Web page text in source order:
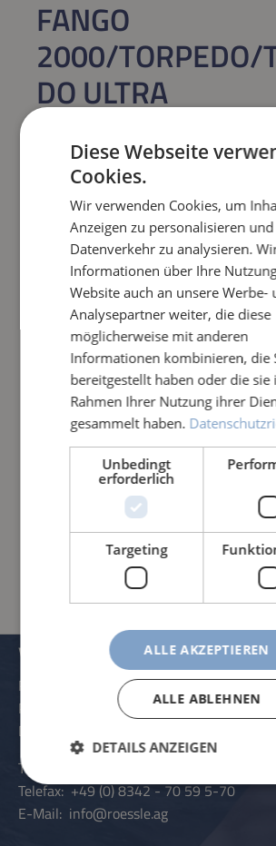
FANGO
2000/TORPEDO/
DO ULTRA
NG
Regulärer Preis:
16,66 €
Preise inkl. MwSt. zzgl. Versandkosten
Sofort verfügbar,Lieferzeit: 1-3
Produkt Anzahl: Gib den
IN DEN
Frage zum Artikel
PRODUKTINFORMATIONEN
VERWALTUNG UND
Rössle AG
Pater-Hartmann-Straße 23
D-87616 Marktoberdorf
Telefon:
Telefax:+49 (0) 8342 - 70 59 5-70
E-Mail: info@roessle.ag
Diese Webseite
Cookies.
Wir verwenden Cookies, um
Anzeigen zu personalisieren
Datenverkehr zu analysieren.
Informationen über Ihre
Website auch an unsere Werbe-
Analysepartner weiter, die diese
möglicherweise mit anderen
Informationen kombinieren, die
bereitgestellt haben oder die sie
Rahmen Ihrer Nutzung ihrer
gesammelt haben.
Unbedingt
erforderlich
Targeting
ALLE AKZEPTIEREN
ALLE ABLEHNEN
DETAILS ANZEIGEN